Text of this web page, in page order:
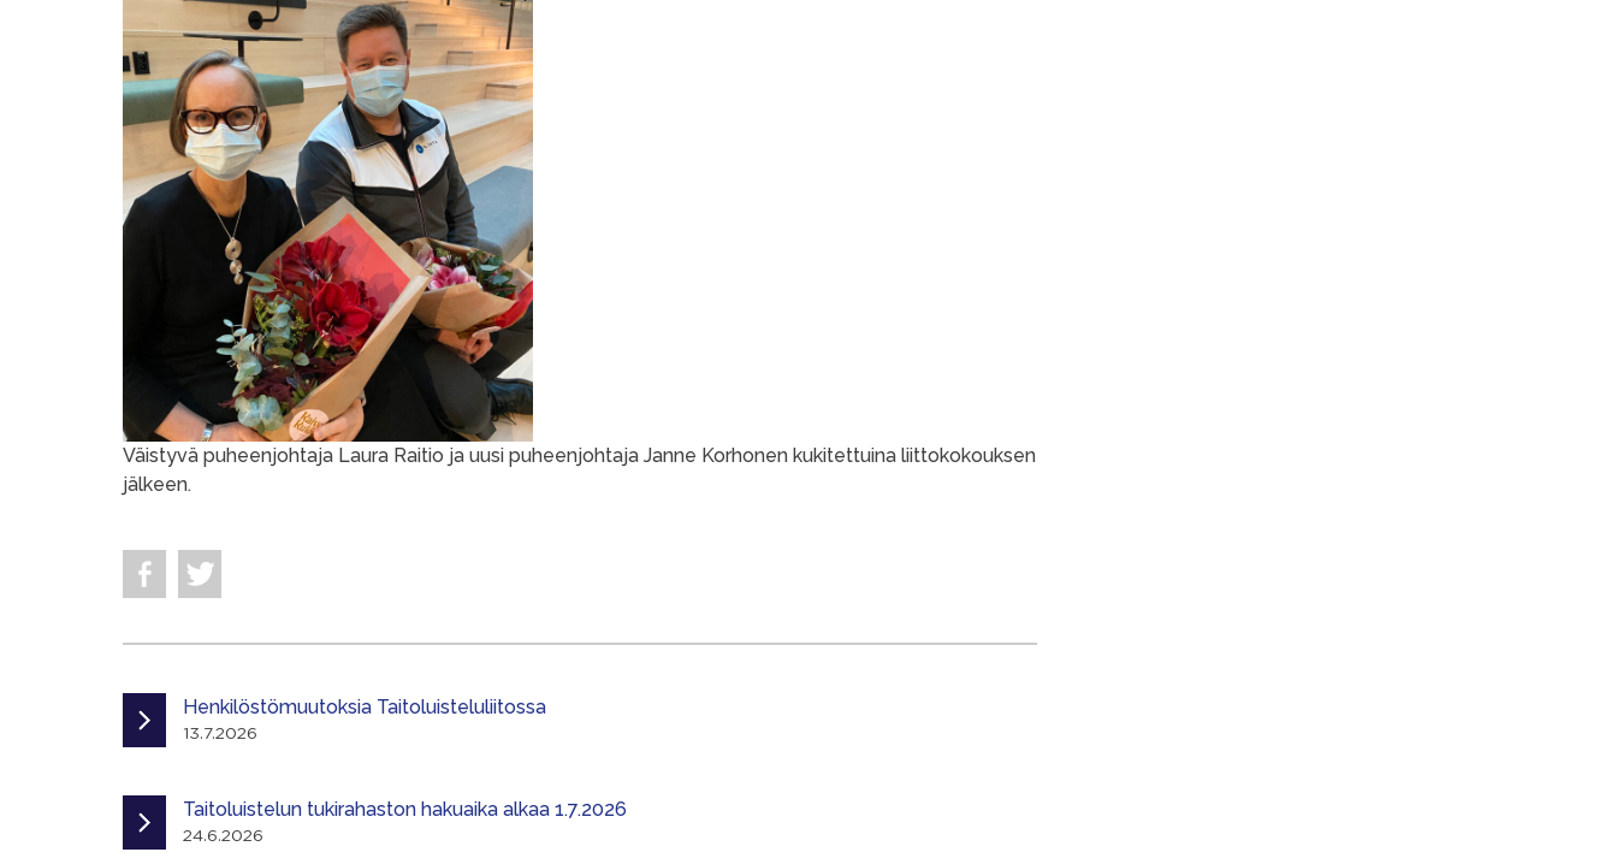
Väistyvä puheenjohtaja Laura Raitio ja uusi puheenjohtaja Janne Korhonen kukitettuina liittokokouksen
jälkeen.
Henkilöstömuutoksia Taitoluisteluliitossa
13.7.2026
Taitoluistelun tukirahaston hakuaika alkaa 1.7.2026
24.6.2026